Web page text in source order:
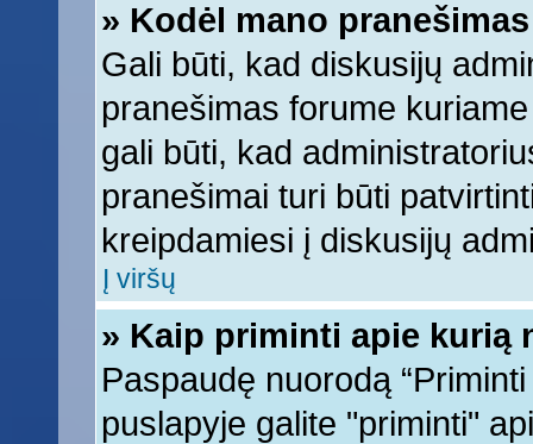
» Kodėl mano
Gali būti, kad diskusijų
pranešimas forume
gali būti, kad
pranešimai turi būti
kreipdamiesi į diskusijų
Į viršų
» Kaip priminti apie kurią
Paspaudę nuorodą
puslapyje galite "priminti"